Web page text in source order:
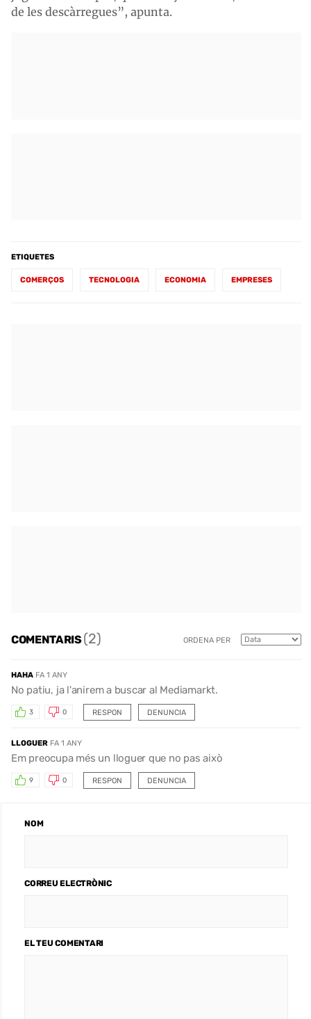
de les descàrregues”, apunta.
ETIQUETES
COMERÇOS TECNOLOGIA ECONOMIA EMPRESES
COMENTARIS(2) ORDENA PER
HAHA FA 1 ANY
No patiu, ja l'anirem a buscar al Mediamarkt.
RESPON
3 0 DENUNCIA
LLOGUER FA 1 ANY
Em preocupa més un lloguer que no pas això
RESPON
9 0 DENUNCIA
NOM
CORREU ELECTRÒNIC
EL TEU COMENTARI